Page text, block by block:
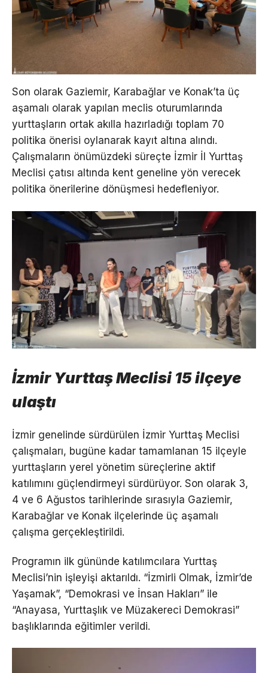
Son olarak Gaziemir, Karabağlar ve Konak’ta üç
aşamalı olarak yapılan meclis oturumlarında
yurttaşların ortak akılla hazırladığı toplam 70
politika önerisi oylanarak kayıt altına alındı.
Çalışmaların önümüzdeki süreçte İzmir İl Yurttaş
Meclisi çatısı altında kent geneline yön verecek
politika önerilerine dönüşmesi hedefleniyor.
İzmir Yurttaş Meclisi 15 ilçeye
ulaştı
İzmir genelinde sürdürülen İzmir Yurttaş Meclisi
çalışmaları, bugüne kadar tamamlanan 15 ilçeyle
yurttaşların yerel yönetim süreçlerine aktif
katılımını güçlendirmeyi sürdürüyor. Son olarak 3,
4 ve 6 Ağustos tarihlerinde sırasıyla Gaziemir,
Karabağlar ve Konak ilçelerinde üç aşamalı
çalışma gerçekleştirildi.
Programın ilk gününde katılımcılara Yurttaş
Meclisi’nin işleyişi aktarıldı. “İzmirli Olmak, İzmir’de
Yaşamak”, “Demokrasi ve İnsan Hakları” ile
“Anayasa, Yurttaşlık ve Müzakereci Demokrasi”
başlıklarında eğitimler verildi.